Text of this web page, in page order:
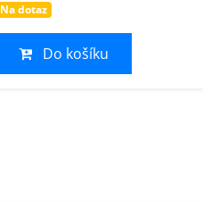
Na dotaz
Do košíku